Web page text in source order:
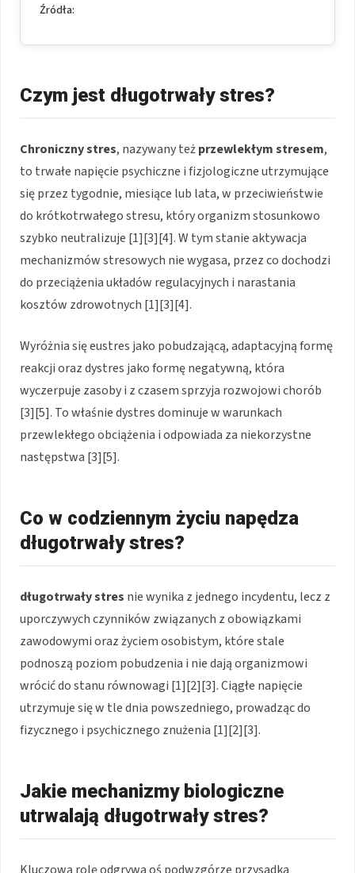
Źródła:
Czym jest długotrwały stres?
Chroniczny stres, nazywany teżprzewlekłym stresem,
to trwałe napięcie psychiczne i fizjologiczne utrzymujące
się przez tygodnie, miesiące lub lata, w przeciwieństwie
do krótkotrwałego stresu, który organizm stosunkowo
szybko neutralizuje [1][3][4]. W tym stanie aktywacja
mechanizmów stresowych nie wygasa, przez co dochodzi
do przeciążenia układów regulacyjnych i narastania
kosztów zdrowotnych [1][3][4].
Wyróżnia się eustres jako pobudzającą, adaptacyjną formę
reakcji oraz dystres jako formę negatywną, która
wyczerpuje zasoby i z czasem sprzyja rozwojowi chorób
[3][5]. To właśnie dystres dominuje w warunkach
przewlekłego obciążenia i odpowiada za niekorzystne
następstwa [3][5].
Co w codziennym życiu napędza
długotrwały stres?
długotrwały stres nie wynika z jednego incydentu, lecz z
uporczywych czynników związanych z obowiązkami
zawodowymi oraz życiem osobistym, które stale
podnoszą poziom pobudzenia i nie dają organizmowi
wrócić do stanu równowagi [1][2][3]. Ciągłe napięcie
utrzymuje się w tle dnia powszedniego, prowadząc do
fizycznego i psychicznego znużenia [1][2][3].
Jakie mechanizmy biologiczne
utrwalają długotrwały stres?